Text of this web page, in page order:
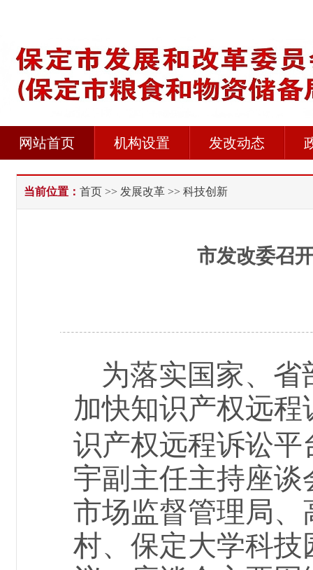
网站首页 机构设置 发改动态
当前位置： 首页 >> 发展改革 >> 科技创新
市发改委召
为落实国家、
加快知识产权远
识产权远程诉讼
宇副主任主持座
市场监督管理局
村、保定大学科